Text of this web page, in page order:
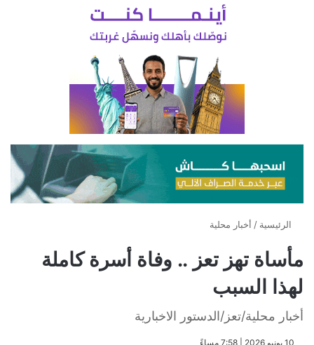
الرئيسية / أخبار محلية
مأساة تهز تعز .. وفاة أسرة كاملة
لهذا السبب
أخبار محلية/تعز/الدستور الاخبارية
​10 يونيو 2026 | 7:58 مساءً